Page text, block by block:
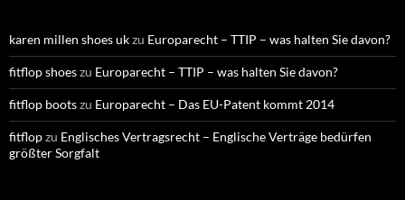
karen millen shoes ukzu Europarecht – TTIP – was halten Sie davon?
fitflop shoeszu Europarecht – TTIP – was halten Sie davon?
fitflop bootszu Europarecht – Das EU-Patent kommt 2014
fitflopzu Englisches Vertragsrecht – Englische Verträge bedürfen
größter Sorgfalt